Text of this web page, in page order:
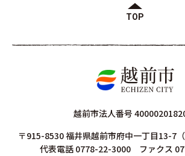
TOP
越前市法人番号
〒915-8530 福井県越前市府中一丁目13-7 （
代表電話 0778-22-3000 ファクス